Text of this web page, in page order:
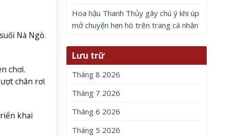
Nà Ngò.
chơi.
chân rơi
khai
Hoa hậu Thanh Thủy gây chú ý khi úp
mở chuyện hẹn hò trên trang cá nhân
Lưu trữ
Tháng 8 2026
Tháng 7 2026
Tháng 6 2026
Tháng 5 2026